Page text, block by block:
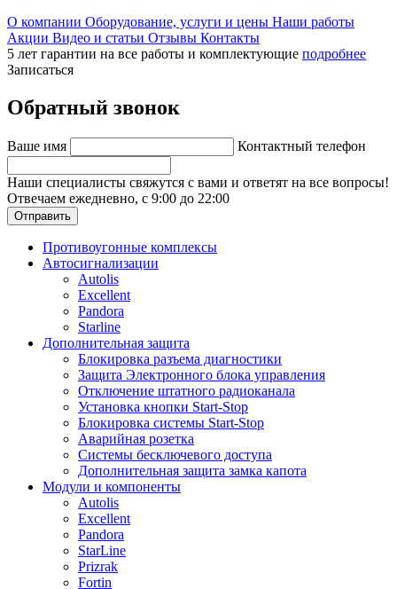
О компании Оборудование, услуги и цены Наши работы
Акции Видео и статьи Отзывы Контакты
5 лет гарантии на все работы и комплектующие подробнее
Записаться
Обратный звонок
Ваше имя Контактный телефон
Наши специалисты свяжутся с вами и ответят на все вопросы!
Отвечаем ежедневно, с 9:00 до 22:00
Отправить
Противоугонные комплексы
Автосигнализации
Autolis
Excellent
Pandora
Starline
Дополнительная защита
Блокировка разъема диагностики
Защита Электронного блока управления
Отключение штатного радиоканала
Установка кнопки Start-Stop
Блокировка системы Start-Stop
Аварийная розетка
Системы бесключевого доступа
Дополнительная защита замка капота
Модули и компоненты
Autolis
Excellent
Pandora
StarLine
Prizrak
Fortin